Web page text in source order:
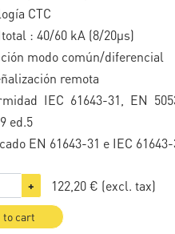
CTC
: 40/60 kA (8/20µs)
modo común/diferencial
remota
IEC 61643-31, EN
ed.5
EN 61643-31 e IEC 61643-
+ 122,20 € (excl. tax)
to cart